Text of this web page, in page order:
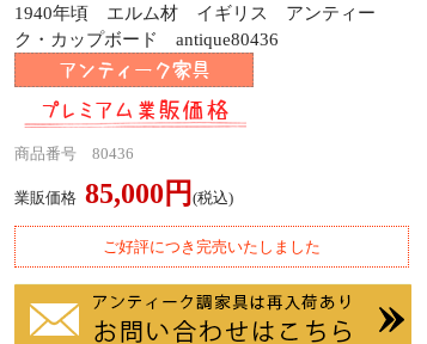
1940年頃 エルム材 イギリス アンティー
ク・カップボード antique80436
商品番号 80436
業販価格 85,000円 (税込)
ご好評につき完売いたしました